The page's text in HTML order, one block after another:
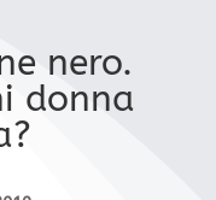
nero.
donna